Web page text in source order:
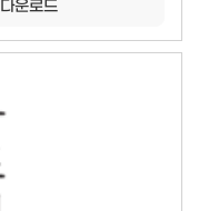
다운로드